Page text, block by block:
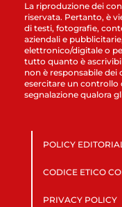
La riproduzione dei
riservata. Pertanto, è
di testi, fotografie,
aziendali e
elettronico/digitale o
tutto quanto è
non è responsabile
esercitare un controllo
segnalazione qualora
POLICY
CODICE ETICO
PRIVACY POLICY